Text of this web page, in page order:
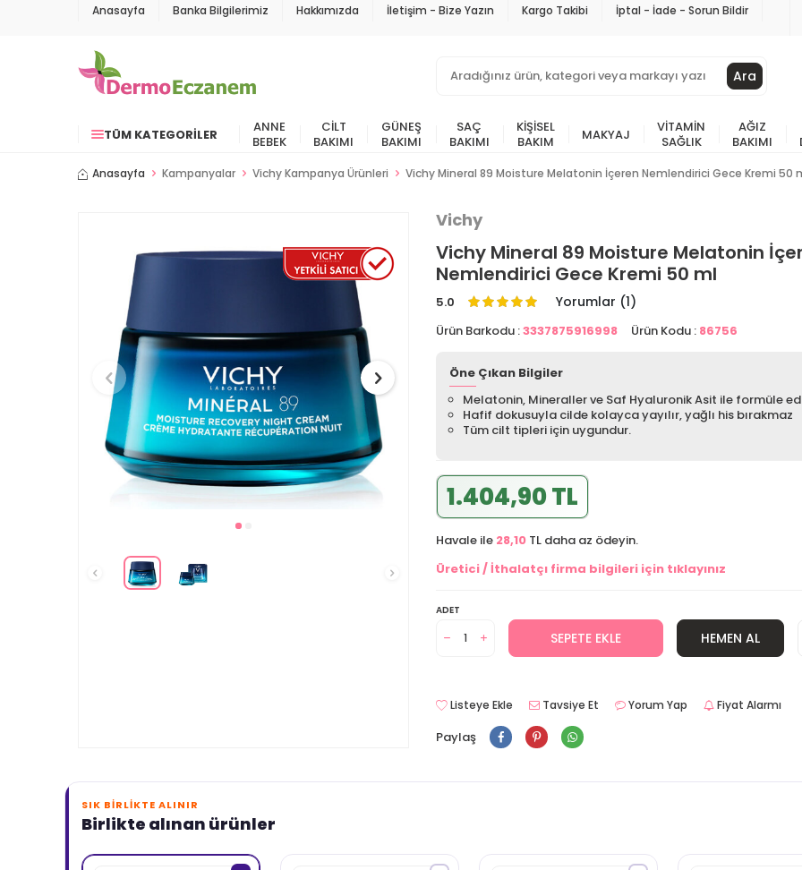
Anasayfa Banka Bilgilerimiz Hakkımızda İletişim - Bize Yazın Kargo Takibi İptal - İade - Sorun Bildir
Ara
TÜM KATEGORILER
ANNE
BEBEK
CILT
BAKIMI
GÜNEŞ
BAKIMI
SAÇ
BAKIMI
KIŞISEL
BAKIM
MAKYAJ
VITAMIN
SAĞLIK
AĞIZ
BAKIMI
Anasayfa Kampanyalar Vichy Kampanya Ürünleri Vichy Mineral 89 Moisture Melatonin İçeren Nemlendirici Gece Kremi 50
Vichy
Vichy Mineral 89 Moisture Melatonin
Nemlendirici Gece Kremi 50 ml
5.0 Yorumlar (1)
Ürün Barkodu :3337875916998 Ürün Kodu : 86756
Öne Çıkan Bilgiler
Melatonin, Mineraller ve Saf Hyaluronik Asit ile formüle
Hafif dokusuyla cilde kolayca yayılır, yağlı his bırakmaz
Tüm cilt tipleri için uygundur.
1.404,90 TL
Havale ile 28,10 TL daha az ödeyin.
Üretici / İthalatçı firma bilgileri için tıklayınız
ADET
SEPETE EKLE HEMEN AL
Listeye Ekle Tavsiye Et Yorum Yap Fiyat Alarmı
Paylaş
SIK BIRLIKTE ALINIR
Birlikte alınan ürünler